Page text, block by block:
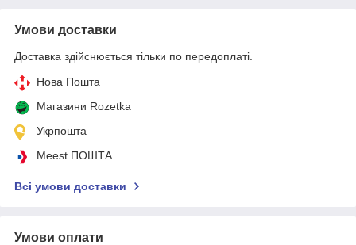
Умови доставки
Доставка здійснюється тільки по передоплаті.
Нова Пошта
Магазини Rozetka
Укрпошта
Meest ПОШТА
Всі умови доставки
Умови оплати